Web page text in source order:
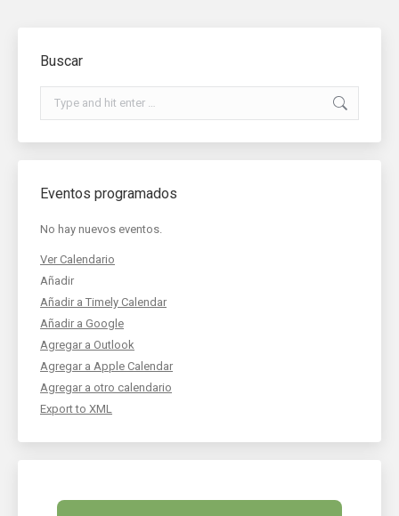
Buscar
Search:
Eventos programados
No hay nuevos eventos.
Ver Calendario
Añadir
Añadir a Timely Calendar
Añadir a Google
Agregar a Outlook
Agregar a Apple Calendar
Agregar a otro calendario
Export to XML